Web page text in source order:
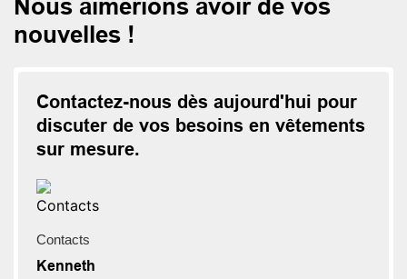
Nous aimerions avoir de vos
nouvelles !
Contactez-nous dès aujourd'hui pour
discuter de vos besoins en vêtements
sur mesure.
Contacts
Kenneth